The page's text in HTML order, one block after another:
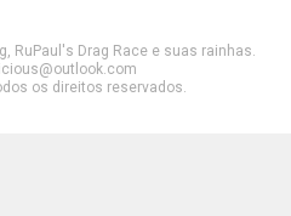
RuPaul's Drag Race e suas rainhas.
os direitos reservados.